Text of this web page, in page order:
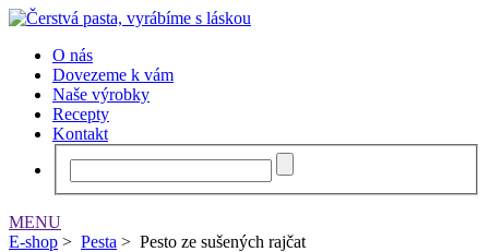
O nás
Dovezeme k vám
Naše výrobky
Recepty
Kontakt
MENU
E-shop > Pesta > Pesto ze sušených rajčat